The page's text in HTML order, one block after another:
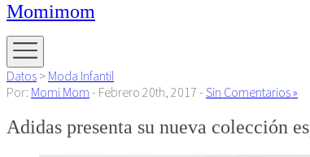
Momimom
Datos > Moda Infantil
Por: Momi Mom - Febrero 20th, 2017 - Sin Comentarios »
Adidas presenta su nueva colección